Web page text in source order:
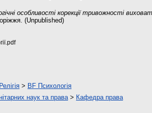
особливості корекції тривожності
(Unpublished)
> BF Психологія
наук та права > Кафедра права